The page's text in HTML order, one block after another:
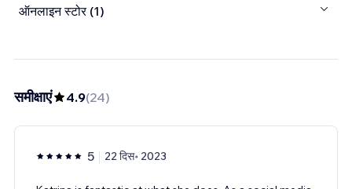
ऑनलाइन स्टोर (1)
समीक्षाएं 4.9(24)
5 22 दिस॰ 2023